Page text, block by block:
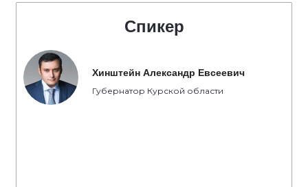
Спикер
Хинштейн Александр Евсеевич
Губернатор Курской области